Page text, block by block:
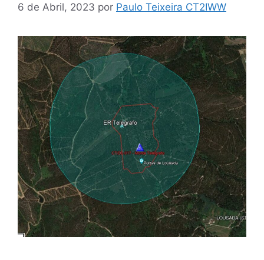
6 de Abril, 2023 por Paulo Teixeira CT2IWW